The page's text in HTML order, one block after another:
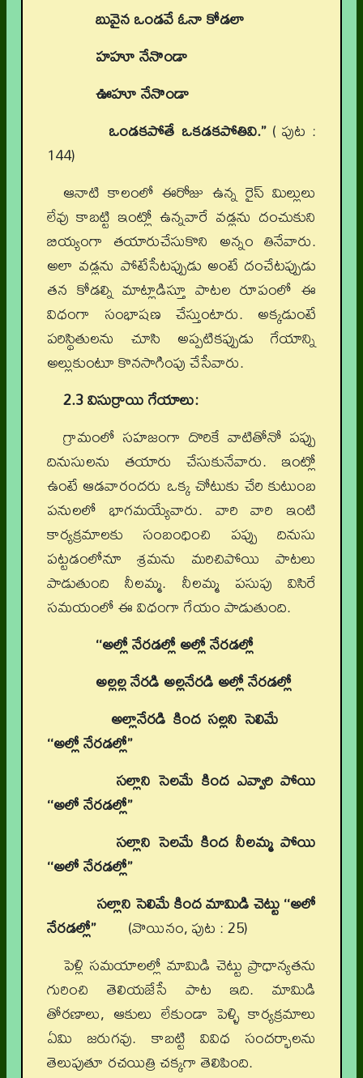
బువైన ఒండవే ఓనా కోడలా
హహూ నేనొండా
ఊహూ నేనొండా
ఒండకపోతే ఒకడకపోతివి.’’( పుట :
144)
ఆనాటి కాలంలో ఈరోజు ఉన్న రైస్‌ మిల్లులు
లేవు కాబట్టి ఇంట్లో ఉన్నవారే వడ్లను దంచుకుని
బియ్యంగా తయారుచేసుకొని అన్నం తినేవారు.
అలా వడ్లను పోటేసేటప్పుడు అంటే దంచేటప్పుడు
తన కోడల్ని మాట్లాడిస్తూ పాటల రూపంలో ఈ
విధంగా సంభాషణ చేస్తుంటారు. అక్కడుంటే
పరిస్థితులను చూసి అప్పటికప్పుడు గేయాన్ని
అల్లుకుంటూ కొనసాగింపు చేసేవారు.
2.3 విసుర్రాయి గేయాలు:
గ్రామంలో సహజంగా దొరికే వాటితోనో పప్పు
దినుసులను తయారు చేసుకునేవారు. ఇంట్లో
ఉంటే ఆడవారందరు ఒక్క చోటుకు చేరి కుటుంబ
పనులలో భాగమయ్యేవారు. వారి వారి ఇంటి
కార్యక్రమాలకు సంబంధించి పప్పు దినుసు
పట్టడంలోనూ శ్రమను మరిచిపోయి పాటలు
పాడుతుంది నీలమ్మ. నీలమ్మ పసుపు విసిరే
సమయంలో ఈ విధంగా గేయం పాడుతుంది.
‘‘అల్లో నేరడల్లో అల్లో నేరడల్లో
అల్లల్ల నేరడి అల్లనేరడి అల్లో నేరడల్లో
అల్లానేరడి కింద సల్లని సెలిమే
‘‘అల్లో నేరడల్లో’’
సల్లాని సెలమే కింద ఎవ్వారి పోయి
‘‘అలో నేరడల్లో’’
సల్లాని సెలమే కింద నీలమ్మ పోయి
‘‘అలో నేరడల్లో’’
సల్లాని సెలిమే కింద మామిడి చెట్టు ‘‘అలో
నేరడల్లో’’(వొయినం, పుట : 25)
పెళ్లి సమయాలల్లో మామిడి చెట్టు ప్రాధాన్యతను
గురించి తెలియజేసే పాట ఇది. మామిడి
తోరణాలు, ఆకులు లేకుండా పెళ్ళి కార్యక్రమాలు
ఏమి జరుగవు. కాబట్టి వివిధ సందర్భాలను
తెలుపుతూ రచయిత్రి చక్కగా తెలిపింది.